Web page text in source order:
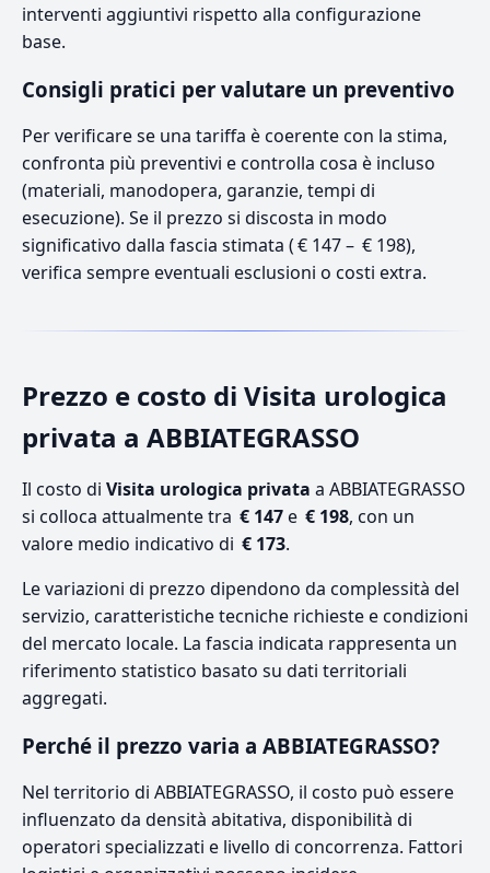
interventi aggiuntivi rispetto alla configurazione
base.
Consigli pratici per valutare un preventivo
Per verificare se una tariffa è coerente con la stima,
confronta più preventivi e controlla cosa è incluso
(materiali, manodopera, garanzie, tempi di
esecuzione). Se il prezzo si discosta in modo
significativo dalla fascia stimata ( € 147 – € 198),
verifica sempre eventuali esclusioni o costi extra.
Prezzo e costo di Visita urologica
privata a ABBIATEGRASSO
Il costo di Visita urologica privata a ABBIATEGRASSO
si colloca attualmente tra € 147e € 198, con un
valore medio indicativo di € 173.
Le variazioni di prezzo dipendono da complessità del
servizio, caratteristiche tecniche richieste e condizioni
del mercato locale. La fascia indicata rappresenta un
riferimento statistico basato su dati territoriali
aggregati.
Perché il prezzo varia a ABBIATEGRASSO?
Nel territorio di ABBIATEGRASSO, il costo può essere
influenzato da densità abitativa, disponibilità di
operatori specializzati e livello di concorrenza. Fattori